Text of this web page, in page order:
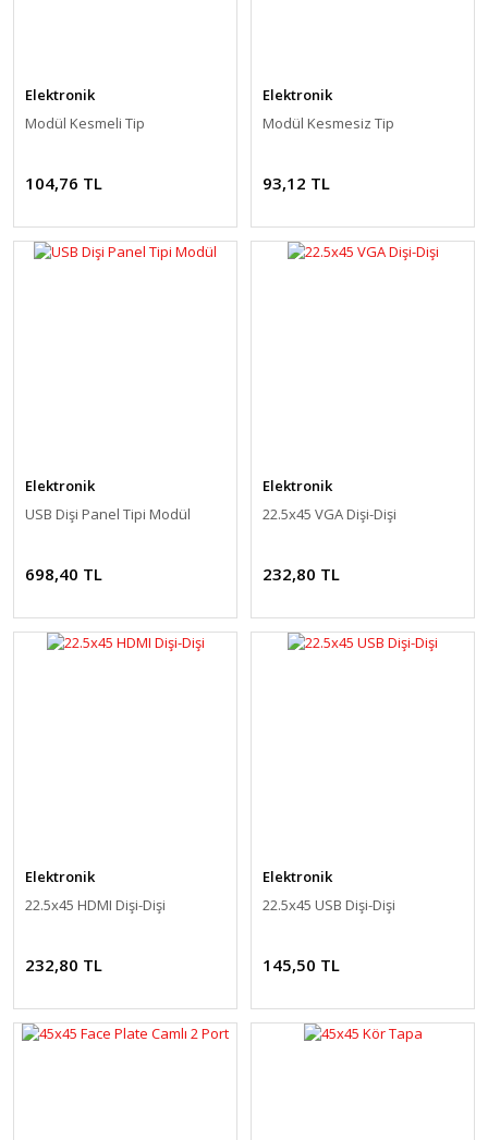
Elektronik
Modül Kesmeli Tip
104,76 TL
Elektronik
Modül Kesmesiz Tip
93,12 TL
Elektronik
USB Dişi Panel Tipi Modül
698,40 TL
Elektronik
22.5x45 VGA Dişi-Dişi
232,80 TL
Elektronik
22.5x45 HDMI Dişi-Dişi
232,80 TL
Elektronik
22.5x45 USB Dişi-Dişi
145,50 TL